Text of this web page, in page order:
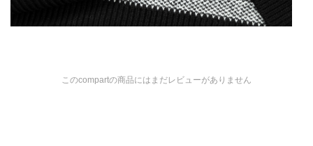
このcompartの商品にはまだレビューがありません